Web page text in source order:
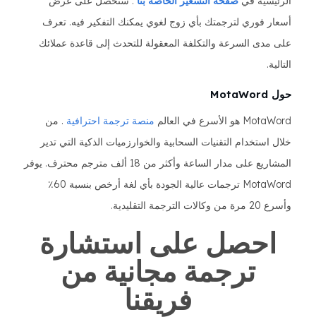
أسعار فوري لترجمتك بأي زوج لغوي يمكنك التفكير فيه. تعرف
على مدى السرعة والتكلفة المعقولة للتحدث إلى قاعدة عملائك
التالية.
حول MotaWord
MotaWord هو الأسرع في العالم منصة ترجمة احترافية . من
خلال استخدام التقنيات السحابية والخوارزميات الذكية التي تدير
المشاريع على مدار الساعة وأكثر من 18 ألف مترجم محترف. يوفر
MotaWord ترجمات عالية الجودة بأي لغة أرخص بنسبة 60٪
وأسرع 20 مرة من وكالات الترجمة التقليدية.
احصل على استشارة
ترجمة مجانية من
فريقنا